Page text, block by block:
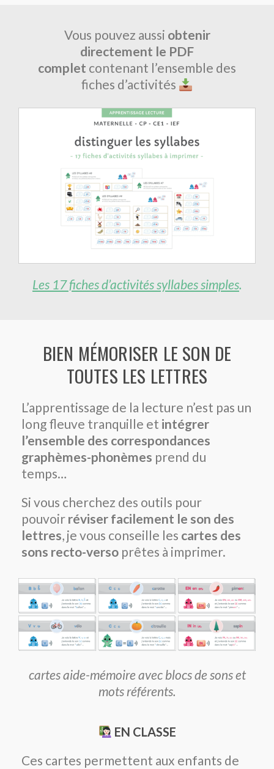
Vous pouvez aussi obtenir
directement le PDF
complet contenant l’ensemble des
fiches d’activités
Les 17 fiches d’activités syllabes simples.
BIEN MÉMORISER LE SON DE
TOUTES LES LETTRES
L’apprentissage de la lecture n’est pas un
long fleuve tranquille et intégrer
l’ensemble des correspondances
graphèmes-phonèmes prend du
temps…
Si vous cherchez des outils pour
pouvoir réviser facilement le son des
lettres, je vous conseille les cartes des
sons recto-verso prêtes à imprimer.
cartes aide-mémoire avec blocs de sons et
mots référents.
EN CLASSE
Ces cartes permettent aux enfants de